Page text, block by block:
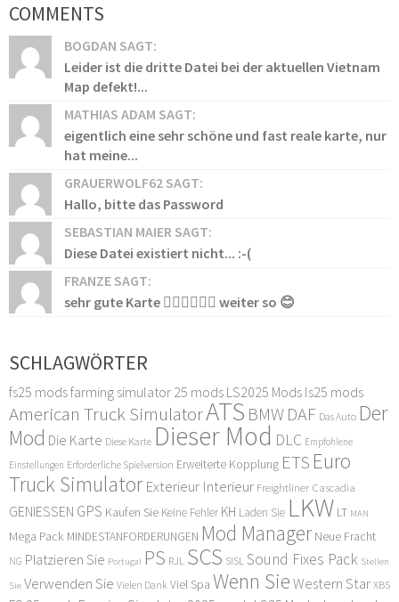
COMMENTS
BOGDAN SAGT:
Leider ist die dritte Datei bei der aktuellen Vietnam
Map defekt!...
MATHIAS ADAM SAGT:
eigentlich eine sehr schöne und fast reale karte, nur
hat meine...
GRAUERWOLF62 SAGT:
Hallo, bitte das Password
SEBASTIAN MAIER SAGT:
Diese Datei existiert nicht... :-(
FRANZE SAGT:
sehr gute Karte 👍🏻👍🏻👍🏻 weiter so 😊
SCHLAGWÖRTER
fs25 modsfarming simulator 25 mods LS2025 Mods ls25 mods
American Truck SimulatorATS BMW DAF Das Auto Der
Mod Die Karte Diese Karte Dieser Mod DLC Empfohlene
Einstellungen Erforderliche Spielversion Erweiterte Kopplung ETS Euro
Truck Simulator Exterieur Interieur Freightliner Cascadia
GENIESSEN GPS Kaufen Sie Keine Fehler KH Laden Sie LKW LT MAN
Mega Pack MINDESTANFORDERUNGEN Mod Manager Neue Fracht
NG Platzieren Sie Portugal PS RJL SCS SISLSound Fixes Pack Stellen
Sie Verwenden Sie Vielen Dank Viel Spa Wenn Sie Western Star XBS